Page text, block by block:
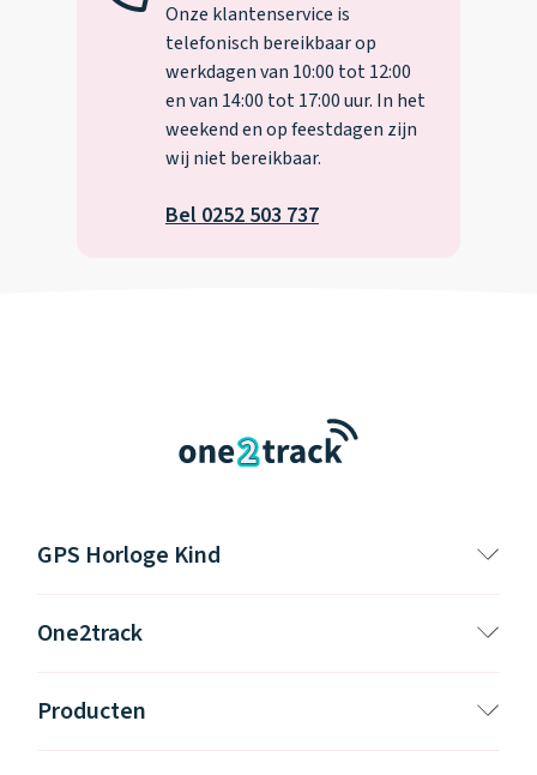
Onze klantenservice is
telefonisch bereikbaar op
werkdagen van 10:00 tot 12:00
en van 14:00 tot 17:00 uur. In het
weekend en op feestdagen zijn
wij niet bereikbaar.
Bel 0252 503 737
GPS Horloge Kind
One2track
Producten